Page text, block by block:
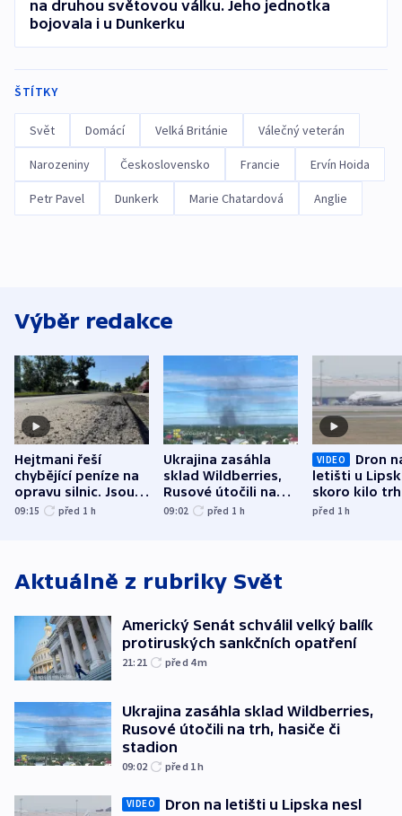
na druhou světovou válku. Jeho jednotka
bojovala i u Dunkerku
ŠTÍTKY
Svět Domácí Velká Británie Válečný veterán
Narozeniny Československo Francie Ervín Hoida
Petr Pavel Dunkerk Marie Chatardová Anglie
Výběr redakce
Hejtmani řeší
chybějící peníze na
opravu silnic. Jsou
nenárokové, namítá
09:15 před 1 h
Ukrajina zasáhla
sklad Wildberries,
Rusové útočili na
trh, hasiče či
09:02 před 1 h
VIDEO
Dron
letišti u
skoro kilo
indicie
před 1h
Aktuálně z rubriky Svět
Americký Senát schválil velký balík
protiruských sankčních opatření
21:21 před 4m
Ukrajina zasáhla sklad Wildberries,
Rusové útočili na trh, hasiče či
stadion
09:02 před 1h
VIDEO
Dron na letišti u Lipska nesl